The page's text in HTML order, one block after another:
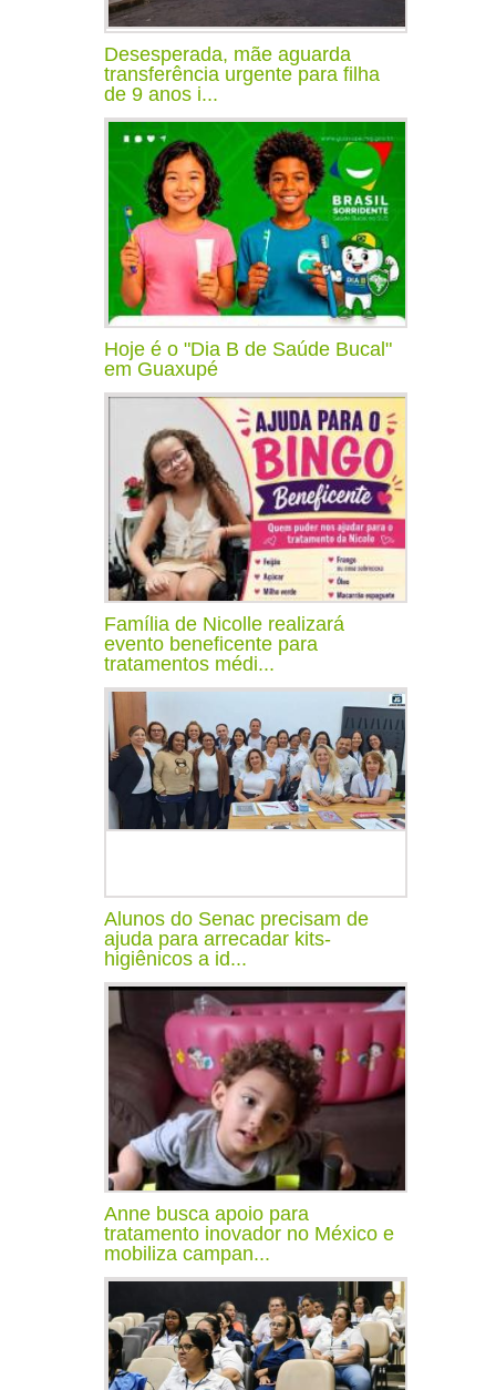
Desesperada, mãe aguarda
transferência urgente para filha
de 9 anos i...
Hoje é o "Dia B de Saúde Bucal"
em Guaxupé
Família de Nicolle realizará
evento beneficente para
tratamentos médi...
Alunos do Senac precisam de
ajuda para arrecadar kits-
higiênicos a id...
Anne busca apoio para
tratamento inovador no México e
mobiliza campan...